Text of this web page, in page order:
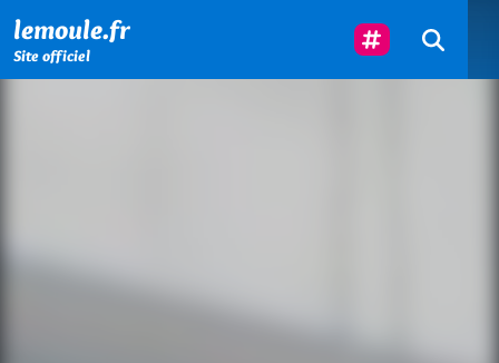
lemoule.fr
Site officiel
Suivez-Nous